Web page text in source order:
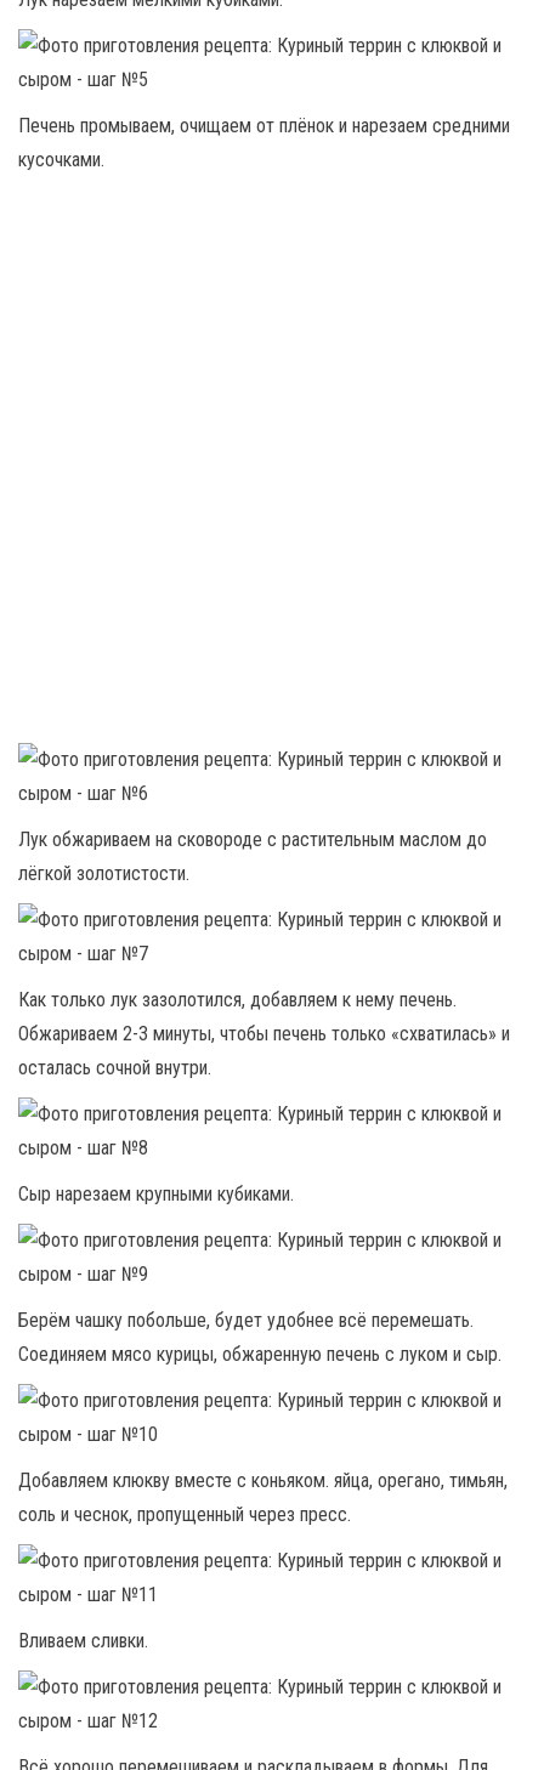
Печень промываем, очищаем от плёнок и нарезаем средними
кусочками.
Лук обжариваем на сковороде с растительным маслом до
лёгкой золотистости.
Как только лук зазолотился, добавляем к нему печень.
Обжариваем 2-3 минуты, чтобы печень только «схватилась» и
осталась сочной внутри.
Сыр нарезаем крупными кубиками.
Берём чашку побольше, будет удобнее всё перемешать.
Соединяем мясо курицы, обжаренную печень с луком и сыр.
Добавляем клюкву вместе с коньяком. яйца, орегано, тимьян,
соль и чеснок, пропущенный через пресс.
Вливаем сливки.